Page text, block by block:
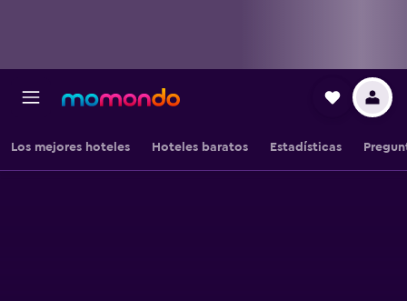
Los mejores hoteles Hoteles baratos Estadísticas